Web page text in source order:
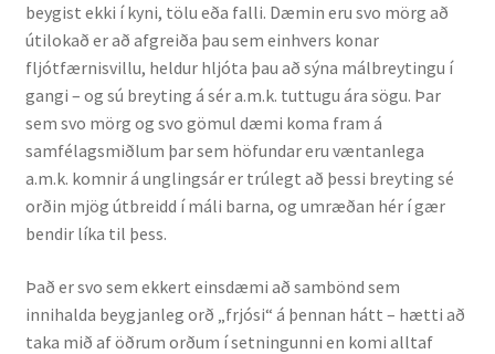
CV
Publications
Research
Teaching
beygist ekki í kyni, tölu eða falli. Dæmin eru svo mörg að
útilokað er að afgreiða þau sem einhvers konar
fljótfærnisvillu, heldur hljóta þau að sýna málbreytingu í
gangi – og sú breyting á sér a.m.k. tuttugu ára sögu. Þar
sem svo mörg og svo gömul dæmi koma fram á
samfélagsmiðlum þar sem höfundar eru væntanlega
a.m.k. komnir á unglingsár er trúlegt að þessi breyting sé
orðin mjög útbreidd í máli barna, og umræðan hér í gær
bendir líka til þess.
Það er svo sem ekkert einsdæmi að sambönd sem
innihalda beygjanleg orð „frjósi“ á þennan hátt – hætti að
taka mið af öðrum orðum í setningunni en komi alltaf